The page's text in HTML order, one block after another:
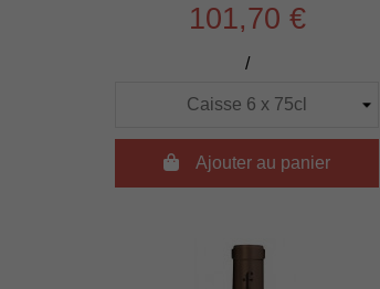
101,70 €
/
Ajouter au panier